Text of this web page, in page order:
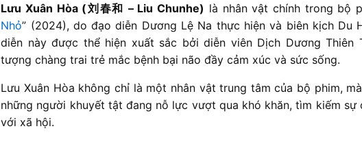
Lưu Xuân Hòa (刘春和 – Liu Chunhe) là nhân vật chính trong bộ
Nhỏ” (2024), do đạo diễn Dương Lệ Na thực hiện và biên kịch Du
diễn này được thể hiện xuất sắc bởi diễn viên Dịch Dương Thiên
tượng chàng trai trẻ mắc bệnh bại não đầy cảm xúc và sức sống.
Lưu Xuân Hòa không chỉ là một nhân vật trung tâm của bộ phim,
những người khuyết tật đang nỗ lực vượt qua khó khăn, tìm kiếm sự
với xã hội.